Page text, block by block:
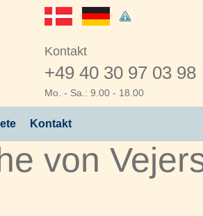
Kontakt
+49 40 30 97 03 98
Mo. - Sa.: 9.00 - 18.00
Kontakt
von